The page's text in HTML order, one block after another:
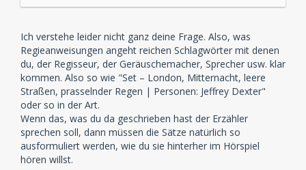
Ich verstehe leider nicht ganz deine Frage. Also, was
Regieanweisungen angeht reichen Schlagwörter mit denen
du, der Regisseur, der Geräuschemacher, Sprecher usw. klar
kommen. Also so wie "Set – London, Mitternacht, leere
Straßen, prasselnder Regen | Personen: Jeffrey Dexter"
oder so in der Art.
Wenn das, was du da geschrieben hast der Erzähler
sprechen soll, dann müssen die Sätze natürlich so
ausformuliert werden, wie du sie hinterher im Hörspiel
hören willst.